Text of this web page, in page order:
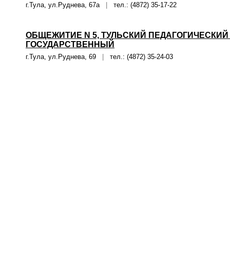
г.Тула, ул.Руднева, 67а тел.: (4872) 35-17-22
ОБЩЕЖИТИЕ N 5, ТУЛЬСКИЙ
ГОСУДАРСТВЕННЫЙ
г.Тула, ул.Руднева, 69 тел.: (4872) 35-24-03